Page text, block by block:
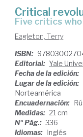
Critical
five critics
Eagleton, Terry
ISBN:
Editorial: Yale
Fecha de la edición:
Lugar de la edición:
Norteamérica
Encuadernación:
Medidas: 21 cm
Nº Pág.: 336
Idiomas: Inglés